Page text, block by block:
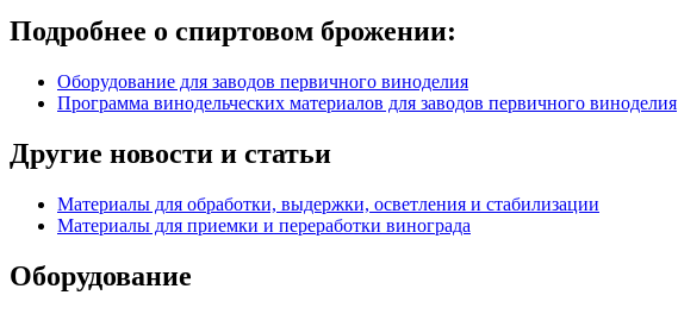
Подробнее о спиртовом брожении:
Оборудование для заводов первичного виноделия
Программа винодельческих материалов для заводов первичного виноделия
Другие новости и статьи
Материалы для обработки, выдержки, осветления и стабилизации
Материалы для приемки и переработки винограда
Оборудование